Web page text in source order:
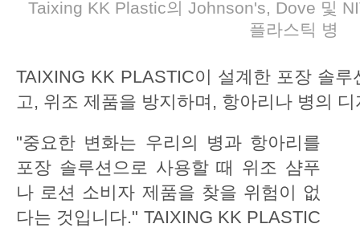
Taixing KK Plastic의 Johnson's, Dove 및
플라스틱 병
TAIXING KK PLASTIC이 설계한 포장 솔
고, 위조 제품을 방지하며, 항아리나 병의
"중요한 변화는 우리의 병과 항아리를
포장 솔루션으로 사용할 때 위조 샴푸
나 로션 소비자 제품을 찾을 위험이 없
다는 것입니다." TAIXING KK PLASTIC